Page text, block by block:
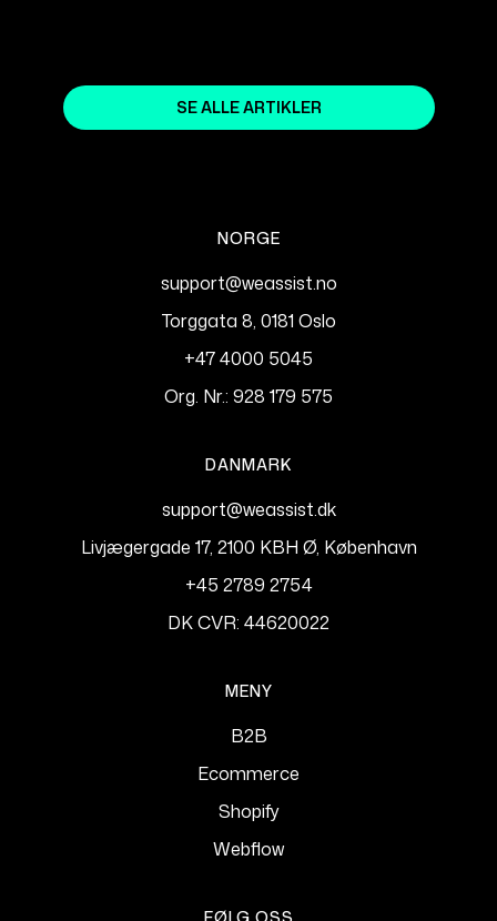
SE ALLE ARTIKLER
NORGE
support@weassist.no
Torggata 8, 0181 Oslo
+47 4000 5045
Org. Nr.: 928 179 575
DANMARK
support@weassist.dk
Livjægergade 17, 2100 KBH Ø, København
+45 2789 2754
DK CVR: 44620022
MENY
B2B
Ecommerce
Shopify
Webflow